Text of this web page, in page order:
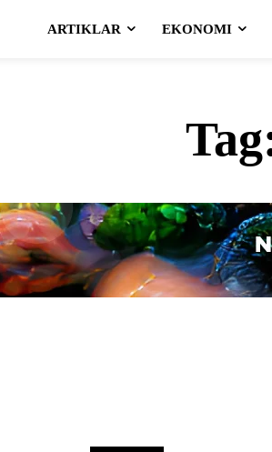
ARTIKLAR EKONOMI